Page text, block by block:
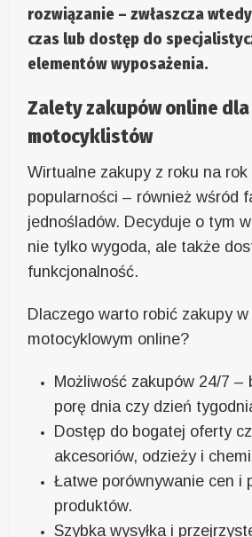
rozwiązanie – zwłaszcza
czas lub dostęp do
elementów wyposażenia.
Zalety zakupów online dla
motocyklistów
Wirtualne zakupy z roku na
popularności – również wśród
jednośladów. Decyduje o tym
nie tylko wygoda, ale także
funkcjonalność.
Dlaczego warto robić zakupy
motocyklowym online?
Możliwość zakupów 24/7 –
porę dnia czy dzień
Dostęp do bogatej oferty
akcesoriów, odzieży i
Łatwe porównywanie cen i
produktów.
Szybka wysyłka i